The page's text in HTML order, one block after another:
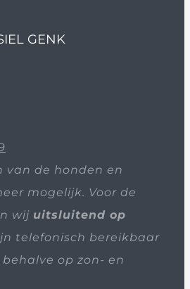
GENK
van de honden en
mogelijk. Voor de
wij uitsluitend op
telefonisch bereikbaar
behalve op zon- en